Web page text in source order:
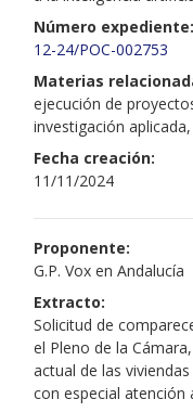
Número expediente:
12-24/POC-002753
Materias
ejecución de
investigación
Fecha creación:
11/11/2024
Proponente:
G.P. Vox en Andalucía
Extracto:
Solicitud de
el Pleno de la
actual de las
con especial atención